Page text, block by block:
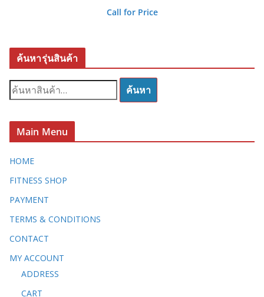
Call for Price
ค้นหารุ่นสินค้า
ค้
น
:
ค้นหา
Main Menu
HOME
FITNESS SHOP
PAYMENT
TERMS & CONDITIONS
CONTACT
MY ACCOUNT
ADDRESS
CART